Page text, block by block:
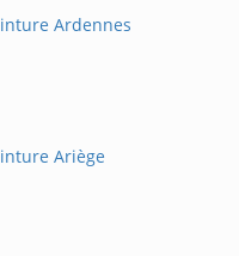
Ardennes
Ariège